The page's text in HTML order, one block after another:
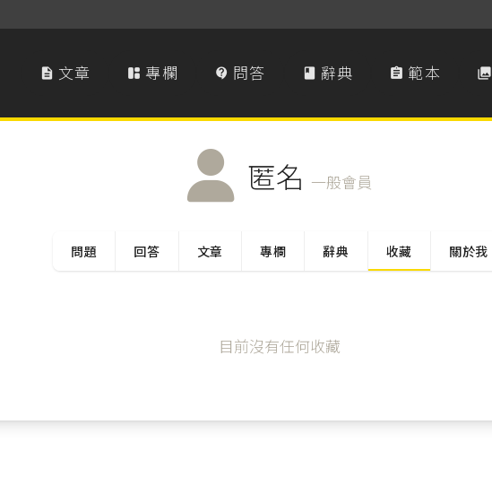
 文章  專欄  問答  辭典  範本 
匿名 一般會員
問題 回答 文章 專欄 辭典 收藏 關於我
目前沒有任何收藏